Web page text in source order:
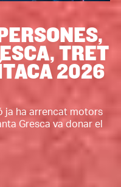
TRET
2026
ja ha arrencat motors
Gresca va donar el